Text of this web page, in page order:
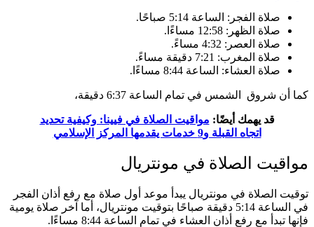
صلاة الفجر: الساعة 5:14 صباحًا.
صلاة الظهر: 12:58 مساءًا.
صلاة العصر: 4:32 مساءً.
صلاة المغرب: 7:21 دقيقة مساءً.
صلاة العشاء: الساعة 8:44 مساءًا.
كما أن شروق الشمس في تمام الساعة 6:37 دقيقة،
قد يهمك أيضًا: مواقيت الصلاة في فيينا: وكيفية تحديد
اتجاه القبلة و9 خدمات يقدمها المركز الإسلامي
مواقيت الصلاة في مونتريال
توقيت الصلاة في مونتريال يبدأ موعد أول صلاة مع رفع أذان الفجر
في الساعة 5:14 دقيقة صباحًا بتوقيت مونتريال، أما آخر صلاة يومية
فإنها تبدأ مع رفع أذان العشاء في تمام الساعة 8:44 مساءًا.